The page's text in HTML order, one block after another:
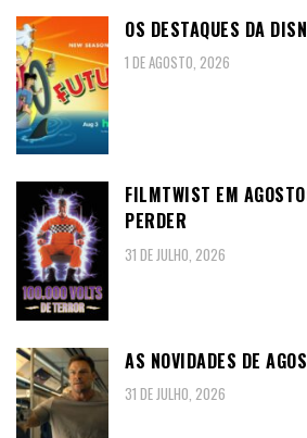
OS DESTAQUES DA
1 DE AGOSTO, 2026
FILMTWIST EM
PERDER
31 DE JULHO, 2026
AS NOVIDADES DE
31 DE JULHO, 2026